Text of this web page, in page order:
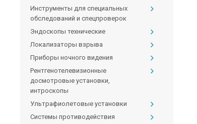
Инструменты для специальных
обследований и спецпроверок
Эндоскопы технические
Локализаторы взрыва
Приборы ночного видения
Рентгенотелевизионные
досмотровые установки,
интроскопы
Ультрафиолетовые установки
Системы противодействия